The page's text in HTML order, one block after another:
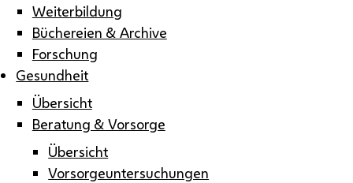
Weiterbildung
Büchereien & Archive
Forschung
Gesundheit
Übersicht
Beratung & Vorsorge
Übersicht
Vorsorgeuntersuchungen